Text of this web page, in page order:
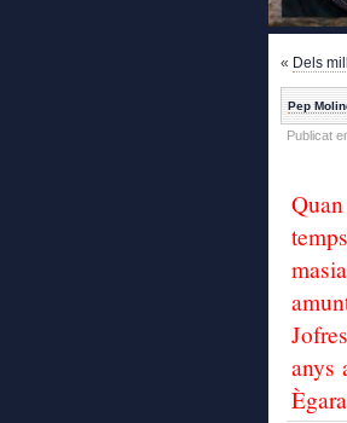
« Dels
Pep
Publicat
anys